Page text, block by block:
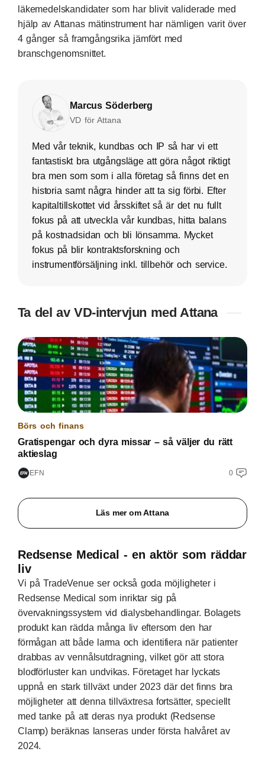
läkemedelskandidater som har blivit validerade med
hjälp av Attanas mätinstrument har nämligen varit över
4 gånger så framgångsrika jämfört med
branschgenomsnittet.
Marcus Söderberg
VD för Attana
Med vår teknik, kundbas och IP så har vi ett
fantastiskt bra utgångsläge att göra något riktigt
bra men som som i alla företag så finns det en
historia samt några hinder att ta sig förbi. Efter
kapitaltillskottet vid årsskiftet så är det nu fullt
fokus på att utveckla vår kundbas, hitta balans
på kostnadsidan och bli lönsamma. Mycket
fokus på blir kontraktsforskning och
instrumentförsäljning inkl. tillbehör och service.
Ta del av VD-intervjun med Attana
Börs och finans
Gratispengar och dyra missar – så väljer du rätt
aktieslag
EFN 0
Läs mer om Attana
Redsense Medical - en aktör som räddar
liv
Vi på TradeVenue ser också goda möjligheter i
Redsense Medical som inriktar sig på
övervakningssystem vid dialysbehandlingar. Bolagets
produkt kan rädda många liv eftersom den har
förmågan att både larma och identifiera när patienter
drabbas av vennålsutdragning, vilket gör att stora
blodförluster kan undvikas. Företaget har lyckats
uppnå en stark tillväxt under 2023 där det finns bra
möjligheter att denna tillväxtresa fortsätter, speciellt
med tanke på att deras nya produkt (Redsense
Clamp) beräknas lanseras under första halvåret av
2024.